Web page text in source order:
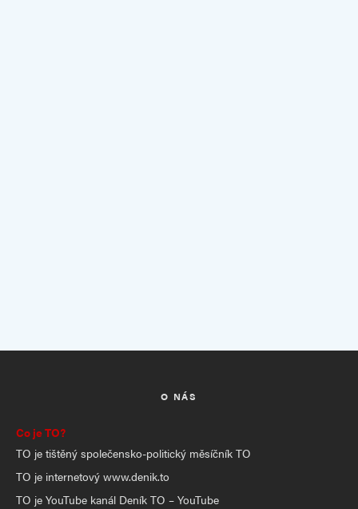
O NÁS
Co je TO?
TO je tištěný společensko-politický měsíčník TO
TO je internetový www.denik.to
TO je YouTube kanál Deník TO – YouTube